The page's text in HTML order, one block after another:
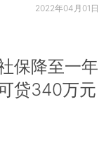
2022年04月01日
保降至一年
贷340万元